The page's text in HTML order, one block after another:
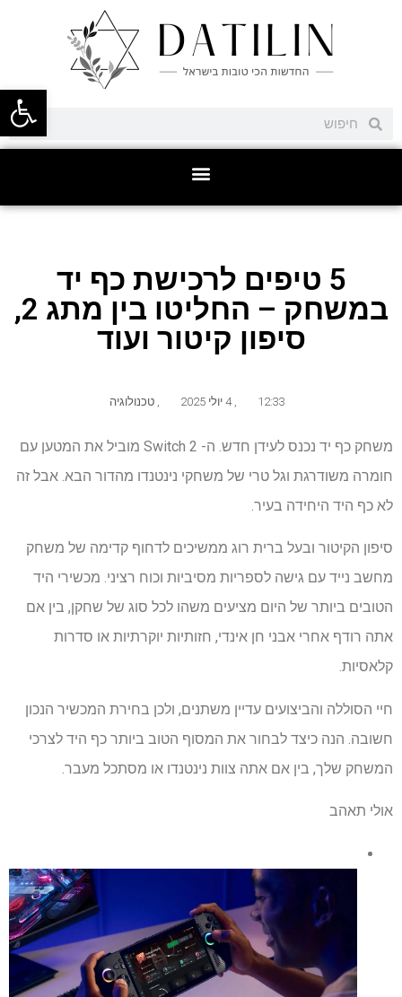
פתח
5 טיפים לרכישת כף יד
במשחק – החליטו בין מתג 2,
סיפון קיטור ועוד
12:33
, 4 יולי 2025 , טכנולוגיה
משחק כף יד נכנס לעידן חדש. ה- Switch 2 מוביל את המטען עם
חומרה משודרגת וגל טרי של משחקי נינטנדו מהדור הבא. אבל זה
לא כף היד היחידה בעיר.
סיפון הקיטור ובעל ברית רוג ממשיכים לדחוף קדימה של משחק
מחשב נייד עם גישה לספריות מסיביות וכוח רציני. מכשירי היד
הטובים ביותר של היום מציעים משהו לכל סוג של שחקן, בין אם
אתה רודף אחרי אבני חן אינדי, חזותיות יוקרתיות או סדרות
קלאסיות.
חיי הסוללה והביצועים עדיין משתנים, ולכן בחירת המכשיר הנכון
חשובה. הנה כיצד לבחור את המסוף הטוב ביותר כף היד לצרכי
המשחק שלך, בין אם אתה צוות נינטנדו או מסתכל מעבר.
אולי תאהב